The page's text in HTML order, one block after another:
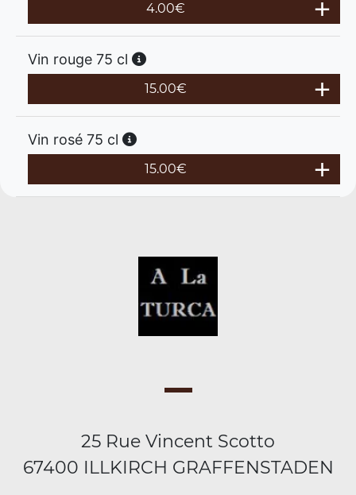
4.00€
Vin rouge 75 cl
15.00€
Vin rosé 75 cl
15.00€
25 Rue Vincent Scotto
67400 ILLKIRCH GRAFFENSTADEN